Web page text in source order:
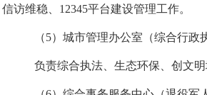
信访维稳、12345平台建设管理工作。
（5）城市管理办公室（综合行政
负责综合执法、生态环保、创文